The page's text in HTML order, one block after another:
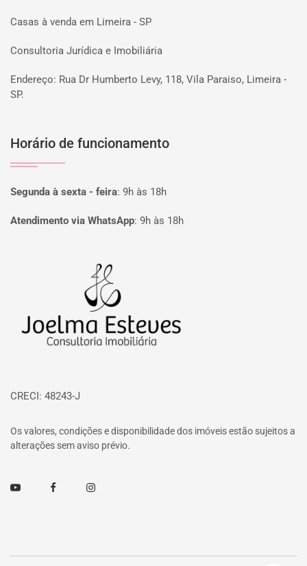
Casas à venda em Limeira - SP
Consultoria Jurídica e Imobiliária
Endereço: Rua Dr Humberto Levy, 118, Vila Paraiso, Limeira -
SP.
Horário de funcionamento
Segunda à sexta - feira: 9h às 18h
Atendimento via WhatsApp: 9h às 18h
CRECI: 48243-J
Os valores, condições e disponibilidade dos imóveis estão sujeitos a
alterações sem aviso prévio.
Youtube FacebookInstagram